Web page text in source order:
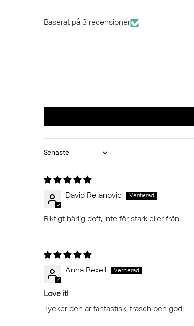
Baserat på 3 recensioner
Sort by
David Reljanovic
Riktigt härlig doft, inte för stark eller frän.
Anna Bexell
Love it!
Tycker den är fantastisk, fräsch och god!